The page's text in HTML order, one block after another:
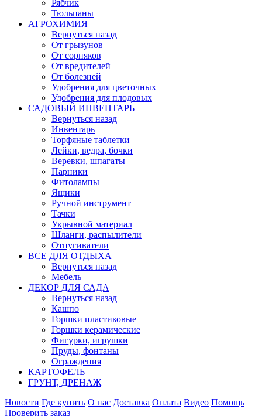
Рябчик
Тюльпаны
АГРОХИМИЯ
Вернуться назад
От грызунов
От сорняков
От вредителей
От болезней
Удобрения для цветочных
Удобрения для плодовых
САДОВЫЙ ИНВЕНТАРЬ
Вернуться назад
Инвентарь
Торфяные таблетки
Лейки, ведра, бочки
Веревки, шпагаты
Парники
Фитолампы
Ящики
Ручной инструмент
Тачки
Укрывной материал
Шланги, распылители
Отпугиватели
ВСЕ ДЛЯ ОТДЫХА
Вернуться назад
Мебель
ДЕКОР ДЛЯ САДА
Вернуться назад
Кашпо
Горшки пластиковые
Горшки керамические
Фигурки, игрушки
Пруды, фонтаны
Ограждения
КАРТОФЕЛЬ
ГРУНТ, ДРЕНАЖ
Новости Где купить О нас Доставка Оплата Видео Помощь
Проверить заказ